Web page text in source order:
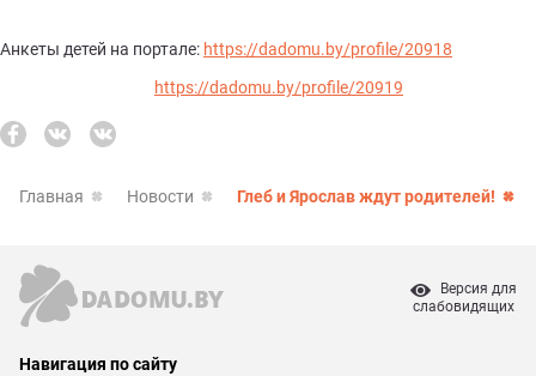
Анкеты детей на портале: https://dadomu.by/profile/20918
https://dadomu.by/profile/20919
Главная Новости Глеб и Ярослав ждут родителей!
Версия для
слабовидящих
Навигация по сайту